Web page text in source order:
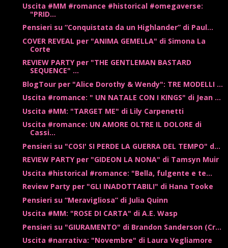
Uscita #MM #romance #historical #omegaverse:
"PRID...
Pensieri su “Conquistata da un Highlander” di Paul...
COVER REVEAL per "ANIMA GEMELLA" di Simona La
Corte
REVIEW PARTY per "THE GENTLEMAN BASTARD
SEQUENCE" ...
BlogTour per "Alice Dorothy & Wendy": TRE MODELLI ...
Uscita #romance: " UN NATALE CON I KINGS" di Jean ...
Uscita #MM: "TARGET ME" di Lily Carpenetti
Uscita #romance: UN AMORE OLTRE IL DOLORE di
Cassi...
Pensieri su "COSI' SI PERDE LA GUERRA DEL TEMPO" d...
REVIEW PARTY per "GIDEON LA NONA" di Tamsyn Muir
Uscita #historical #romance: "Bella, fulgente e te...
Review Party per "GLI INADOTTABILI" di Hana Tooke
Pensieri su “Meravigliosa” di Julia Quinn
Uscita #MM: "ROSE DI CARTA" di A.E. Wasp
Pensieri su "GIURAMENTO" di Brandon Sanderson (Cr...
Uscita #narrativa: "Novembre" di Laura Vegliamore